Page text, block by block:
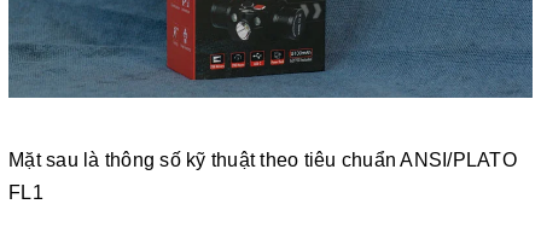
Mặt sau là thông số kỹ thuật theo tiêu chuẩn ANSI/PLATO
FL1